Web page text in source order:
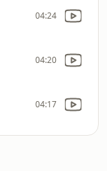
04:24
04:20
04:17